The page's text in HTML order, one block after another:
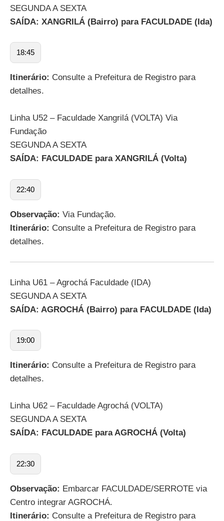
SEGUNDA A SEXTA
SAÍDA: XANGRILÁ (Bairro) para FACULDADE (Ida)
18:45
Itinerário: Consulte a Prefeitura de Registro para
detalhes.
Linha U52 – Faculdade Xangrilá (VOLTA) Via
Fundação
SEGUNDA A SEXTA
SAÍDA: FACULDADE para XANGRILÁ (Volta)
22:40
Observação: Via Fundação.
Itinerário: Consulte a Prefeitura de Registro para
detalhes.
Linha U61 – Agrochá Faculdade (IDA)
SEGUNDA A SEXTA
SAÍDA: AGROCHÁ (Bairro) para FACULDADE (Ida)
19:00
Itinerário: Consulte a Prefeitura de Registro para
detalhes.
Linha U62 – Faculdade Agrochá (VOLTA)
SEGUNDA A SEXTA
SAÍDA: FACULDADE para AGROCHÁ (Volta)
22:30
Observação: Embarcar FACULDADE/SERROTE via
Centro integrar AGROCHÁ.
Itinerário: Consulte a Prefeitura de Registro para